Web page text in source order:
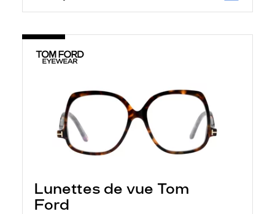
Lunettes de vue Tom
Ford